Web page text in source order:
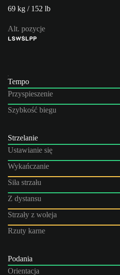
69 kg / 152 lb
Alt. pozycje
LSWŚLPP
Tempo
Przyspieszenie
Szybkość biegu
Strzelanie
Ustawianie się
Wykańczanie
Siła strzału
Z dystansu
Strzały z woleja
Rzuty karne
Podania
Orientacja